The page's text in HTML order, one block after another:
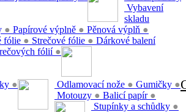
● Papírové výplně ● Pěnová výplň ●
fólie ● Strečové fólie ●
fólií ●
● Odlamovací nože ● Gumičky ●
Motouzy ● Balicí papír ●
Vybavení
skladu
Stupínky a schůdky ●
Dárkové balení